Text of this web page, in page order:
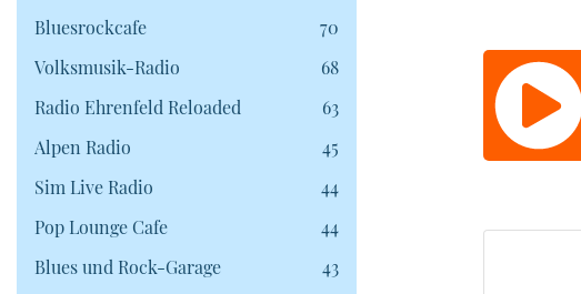
Bluesrockcafe
70
Volksmusik-Radio
68
Radio Ehrenfeld Reloaded
63
Alpen Radio
45
Sim Live Radio
44
Pop Lounge Cafe
44
Blues und Rock-Garage
43
Uhrzeit: 14:30